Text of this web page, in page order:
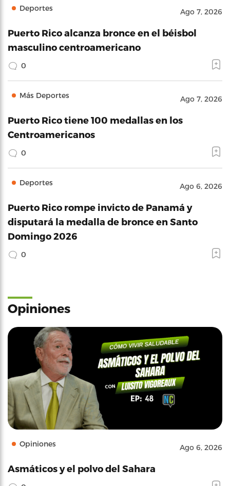
Deportes Ago 7, 2026
Puerto Rico alcanza bronce en el béisbol
masculino centroamericano
0
Más Deportes Ago 7, 2026
Puerto Rico tiene 100 medallas en los
Centroamericanos
0
Deportes Ago 6, 2026
Puerto Rico rompe invicto de Panamá y
disputará la medalla de bronce en Santo
Domingo 2026
0
Opiniones
Opiniones Ago 6, 2026
Asmáticos y el polvo del Sahara